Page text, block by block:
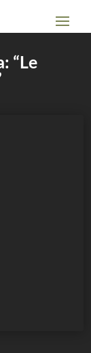
“Le